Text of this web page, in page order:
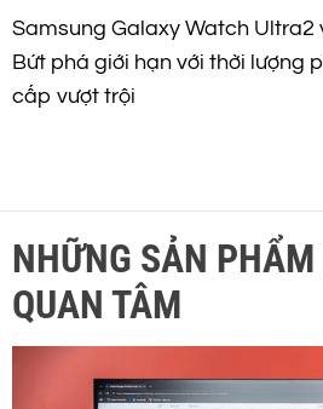
Samsung Galaxy Watch Ultra2
Bứt phá giới hạn với thời lượng
cấp vượt trội
NHỮNG SẢN PHẨM
QUAN TÂM